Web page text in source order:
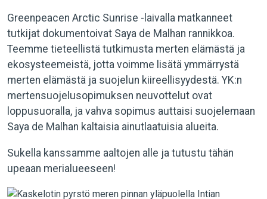
Greenpeacen Arctic Sunrise -laivalla matkanneet
tutkijat dokumentoivat Saya de Malhan rannikkoa.
Teemme tieteellistä tutkimusta merten elämästä ja
ekosysteemeistä, jotta voimme lisätä ymmärrystä
merten elämästä ja suojelun kiireellisyydestä. YK:n
mertensuojelusopimuksen neuvottelut ovat
loppusuoralla, ja vahva sopimus auttaisi suojelemaan
Saya de Malhan kaltaisia ainutlaatuisia alueita.
Sukella kanssamme aaltojen alle ja tutustu tähän
upeaan merialueeseen!